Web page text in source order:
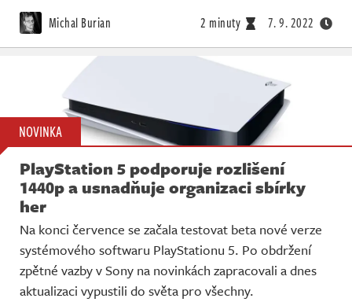
Michal Burian 2 minuty 7. 9. 2022
NOVINKA
PlayStation 5 podporuje rozlišení
1440p a usnadňuje organizaci sbírky
her
Na konci července se začala testovat beta nové verze
systémového softwaru PlayStationu 5. Po obdržení
zpětné vazby v Sony na novinkách zapracovali a dnes
aktualizaci vypustili do světa pro všechny.